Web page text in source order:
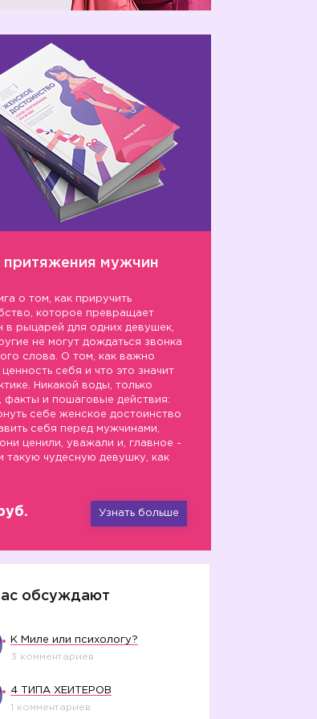
притяжения мужчин
о том, как приручить
которое превращает
в рыцарей для одних девушек,
не могут дождаться звонка
слова. О том, как важно
ценность себя и что это значит
Никакой воды, только
факты и пошаговые действия:
себе женское достоинство
себя перед мужчинами,
ценили, уважали и, главное -
такую чудесную девушку, как
Узнать больше
обсуждают
К Миле или психологу?
3 комментариев
4 ТИПА ХЕЙТЕРОВ
1 комментариев